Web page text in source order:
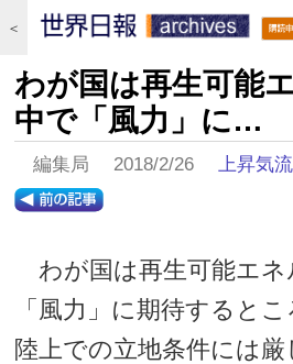
＜
わが国は再生可能
中で「風力」に…
編集局 2018/2/26上昇気流
わが国は再生可能エネ
「風力」に期待すると
陸上での立地条件には